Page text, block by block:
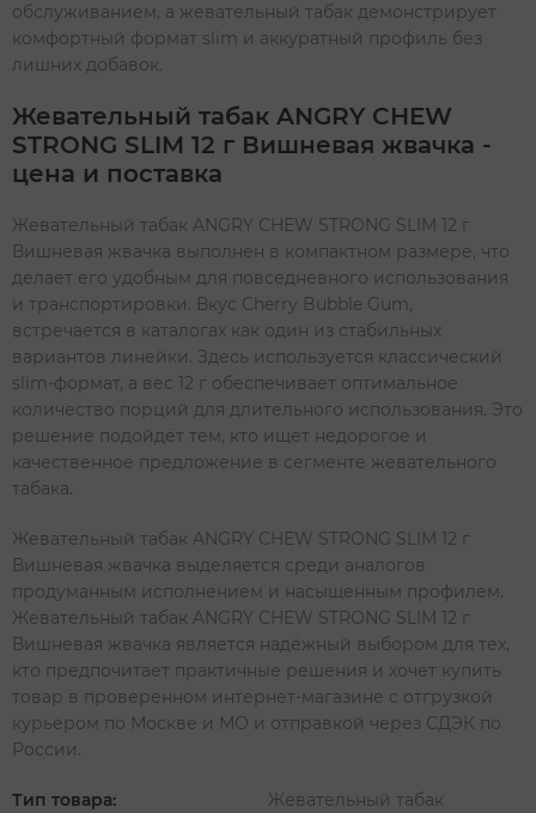
обслуживанием, а жевательный табак демонстрирует
комфортный формат slim и аккуратный профиль без
лишних добавок.
Жевательный табак ANGRY CHEW
STRONG SLIM 12 г Вишневая жвачка -
цена и поставка
Жевательный табак ANGRY CHEW STRONG SLIM 12 г
Вишневая жвачка выполнен в компактном размере, что
делает его удобным для повседневного использования
и транспортировки. Вкус Cherry Bubble Gum,
встречается в каталогах как один из стабильных
вариантов линейки. Здесь используется классический
slim-формат, а вес 12 г обеспечивает оптимальное
количество порций для длительного использования. Это
решение подойдёт тем, кто ищет недорогое и
качественное предложение в сегменте жевательного
табака.
Жевательный табак ANGRY CHEW STRONG SLIM 12 г
Вишневая жвачка выделяется среди аналогов
продуманным исполнением и насыщенным профилем.
Жевательный табак ANGRY CHEW STRONG SLIM 12 г
Вишневая жвачка является надёжный выбором для тех,
кто предпочитает практичные решения и хочет купить
товар в проверенном интернет-магазине с отгрузкой
курьером по Москве и МО и отправкой через СДЭК по
России.
Тип товара:
Жевательный табак